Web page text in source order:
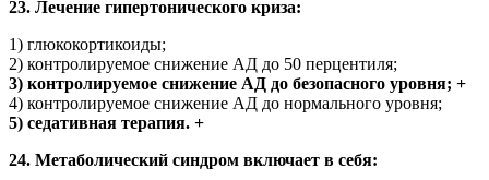
23. Лечение гипертонического криза:
1) глюкокортикоиды;
2) контролируемое снижение АД до 50 перцентиля;
3) контролируемое снижение АД до безопасного уровня; +
4) контролируемое снижение АД до нормального уровня;
5) седативная терапия. +
24. Метаболический синдром включает в себя: